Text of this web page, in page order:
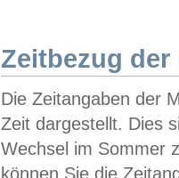
Zeitbezug der
Die Zeitangaben der
Zeit dargestellt. Dies
Wechsel im Sommer
können Sie die